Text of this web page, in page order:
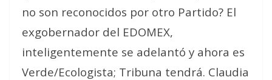
no son reconocidos por otro Partido? El
exgobernador del EDOMEX,
inteligentemente se adelantó y ahora es
Verde/Ecologista; Tribuna tendrá. Claudia